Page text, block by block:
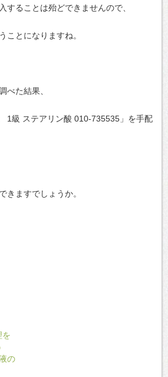
することは殆どできませんので、
ことになりますね。
べた結果、
1級 ステアリン酸 010-735535」を手配
きますでしょうか。
を
の